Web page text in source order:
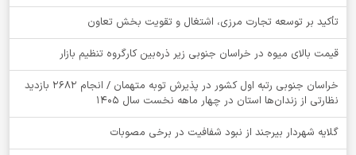
تأکید بر توسعه تجارت مرزی، اشتغال و تقویت بخش تعاون
قیمت بالای میوه در خراسان جنوبی زیر ذره‌بین کارگروه تنظیم بازار
خراسان جنوبی رتبه اول کشور در پذیرش توبه متهمان / انجام ۲۶۸۲ بازدید
نظارتی از زندان‌ها استان در چهار ماهه نخست سال 1405
گلایه شهردار بیرجند از نبود شفافیت در برخی مصوبات